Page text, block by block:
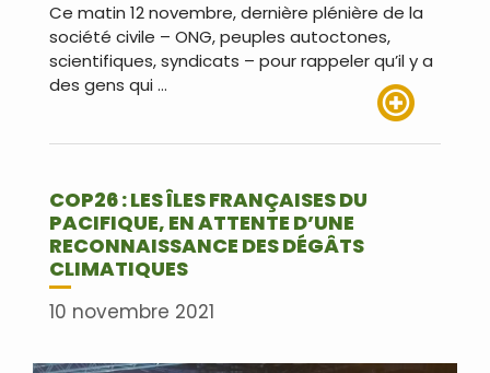
Ce matin 12 novembre, dernière plénière de la
société civile – ONG, peuples autoctones,
scientifiques, syndicats – pour rappeler qu’il y a
des gens qui …
COP26 : LES ÎLES FRANÇAISES DU
PACIFIQUE, EN ATTENTE D’UNE
RECONNAISSANCE DES DÉGÂTS
CLIMATIQUES
10 novembre 2021